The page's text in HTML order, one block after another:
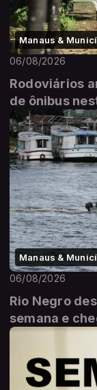
Manaus &
06/08/2026
Rodoviários
de ônibus
Manaus &
06/08/2026
Rio Negro
semana e